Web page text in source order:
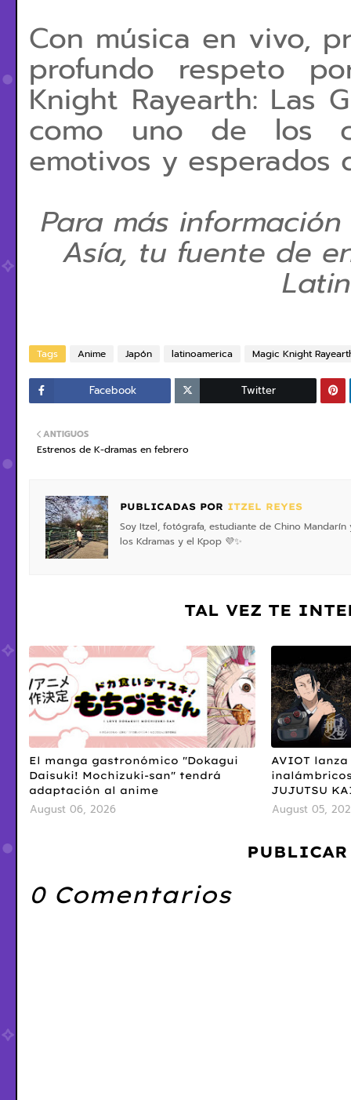
Con música en vivo,
profundo respeto
Knight Rayearth: Las
como uno de los
emotivos y esperados
Para más
Asía, tu fuente de
Tags Anime Japón latinoamerica Magic Knight
Facebook Twitter
ANTIGUOS
Estrenos de K-dramas en febrero
PUBLICADAS POR ITZEL REYES
Soy Itzel, fotógrafa, estudiante de Chino
los Kdramas y el Kpop 💜✨
TAL VEZ TE
El manga gastronómico "Dokagui
Daisuki! Mochizuki-san" tendrá
adaptación al anime
August 06, 2026
AVIOT
JUJUTSU
August 05,
0 Comentarios